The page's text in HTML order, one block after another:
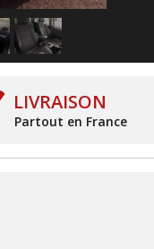
LIVRAISON
Partout en France